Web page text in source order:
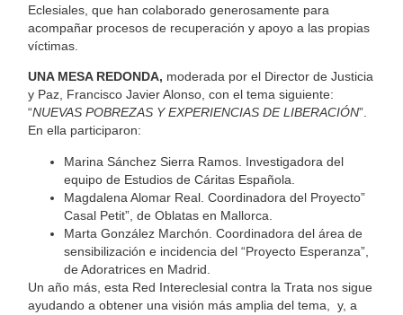
Eclesiales, que han colaborado generosamente para
acompañar procesos de recuperación y apoyo a las propias
víctimas.
UNA MESA REDONDA, moderada por el Director de Justicia
y Paz, Francisco Javier Alonso, con el tema siguiente:
“NUEVAS POBREZAS Y EXPERIENCIAS DE LIBERACIÓN”.
En ella participaron:
Marina Sánchez Sierra Ramos. Investigadora del
equipo de Estudios de Cáritas Española.
Magdalena Alomar Real. Coordinadora del Proyecto”
Casal Petit”, de Oblatas en Mallorca.
Marta González Marchón. Coordinadora del área de
sensibilización e incidencia del “Proyecto Esperanza”,
de Adoratrices en Madrid.
Un año más, esta Red Intereclesial contra la Trata nos sigue
ayudando a obtener una visión más amplia del tema,
y, a